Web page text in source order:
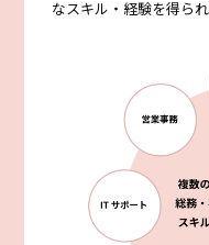
なスキル・経験を得られ